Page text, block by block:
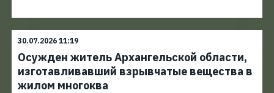
30.07.2026 11:19
Осужден житель Архангельской области,
изготавливавший взрывчатые вещества в
жилом многоква